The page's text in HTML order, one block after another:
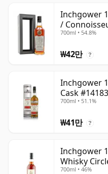
Inchgower
/
700ml • 54.8%
₩42만 ?
Inchgower
Cask #14183
700ml • 51.1%
₩41만 ?
Inchgower
Whisky
700ml • 46%